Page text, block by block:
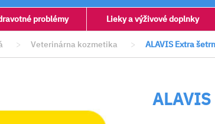
problémy Lieky a výživové doplnky
> Veterinárna kozmetika > ALAVIS Extra